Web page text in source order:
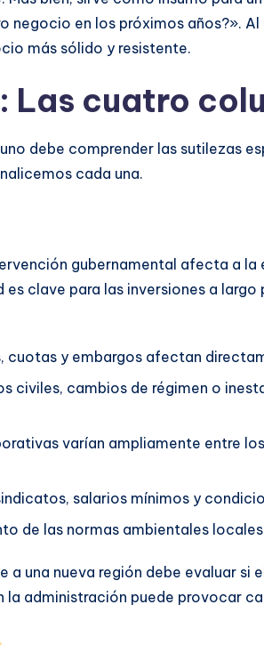
negocio en los próximos años?».
más sólido y resistente.
cuatro
debe comprender las sutilezas
cada una.
gubernamental afecta a
clave para las inversiones a
cuotas y embargos afectan
civiles, cambios de régimen o
varían ampliamente entre
salarios mínimos y
de las normas ambientales
a una nueva región debe evaluar
la administración puede provocar